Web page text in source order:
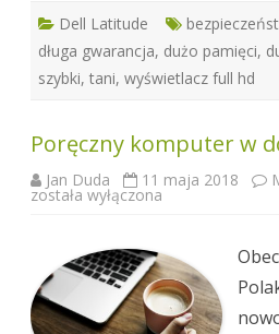
Dell Latitude
długa gwarancja, dużo pamięci,
szybki, tani, wyświetlacz full hd
Poręczny komputer w
Jan Duda 11 maja 2018
Poręczny
została wyłączona